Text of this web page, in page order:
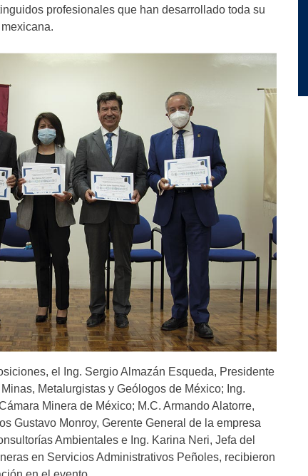
profesionales que han desarrollado toda su
el Ing. Sergio Almazán Esqueda, Presidente
Metalurgistas y Geólogos de México; Ing.
Minera de México; M.C. Armando Alatorre,
Gustavo Monroy, Gerente General de la empresa
Ambientales e Ing. Karina Neri, Jefa del
en Servicios Administrativos Peñoles, recibieron